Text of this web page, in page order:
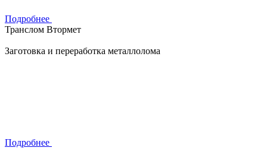
Подробнее
Транслом Втормет
Заготовка и переработка металлолома
Подробнее